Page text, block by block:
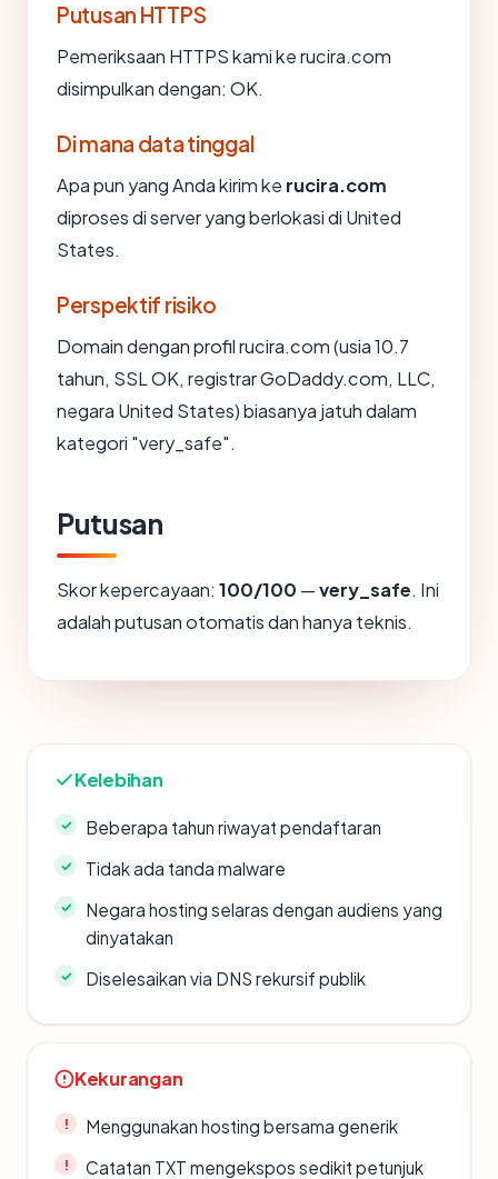
Putusan HTTPS
Pemeriksaan HTTPS kami ke rucira.com
disimpulkan dengan: OK.
Di mana data tinggal
Apa pun yang Anda kirim ke rucira.com
diproses di server yang berlokasi di United
States.
Perspektif risiko
Domain dengan profil rucira.com (usia 10.7
tahun, SSL OK, registrar GoDaddy.com, LLC,
negara United States) biasanya jatuh dalam
kategori "very_safe".
Putusan
Skor kepercayaan: 100/100 —very_safe. Ini
adalah putusan otomatis dan hanya teknis.
Kelebihan
Beberapa tahun riwayat pendaftaran
Tidak ada tanda malware
Negara hosting selaras dengan audiens yang
dinyatakan
Diselesaikan via DNS rekursif publik
Kekurangan
Menggunakan hosting bersama generik
Catatan TXT mengekspos sedikit petunjuk